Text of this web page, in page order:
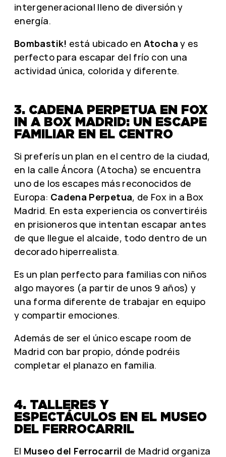
intergeneracional lleno de diversión y
energía.
Bombastik! está ubicado en Atocha y es
perfecto para escapar del frío con una
actividad única, colorida y diferente.
3. CADENA PERPETUA EN FOX
IN A BOX MADRID: UN ESCAPE
FAMILIAR EN EL CENTRO
Si preferís un plan en el centro de la ciudad,
en la calle Áncora (Atocha) se encuentra
uno de los escapes más reconocidos de
Europa: Cadena Perpetua, de Fox in a Box
Madrid. En esta experiencia os convertiréis
en prisioneros que intentan escapar antes
de que llegue el alcaide, todo dentro de un
decorado hiperrealista.
Es un plan perfecto para familias con niños
algo mayores (a partir de unos 9 años) y
una forma diferente de trabajar en equipo
y compartir emociones.
Además de ser el único escape room de
Madrid con bar propio, dónde podréis
completar el planazo en familia.
4. TALLERES Y
ESPECTÁCULOS EN EL MUSEO
DEL FERROCARRIL
El Museo del Ferrocarril de Madrid organiza